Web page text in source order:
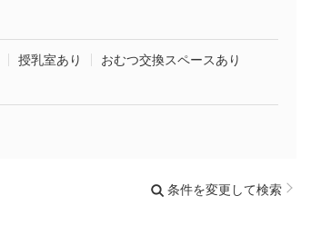
授乳室あり
おむつ交換スペースあり
条件を変更して検索